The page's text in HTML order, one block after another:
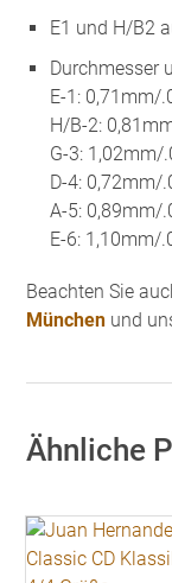
E1 und H/B2
Durchmesser
E-1: 0,71mm/
H/B-2:
G-3: 1,02mm/
D-4: 0,72mm/
A-5: 0,89mm/
E-6: 1,10mm/
Beachten Sie
München und
Ähnliche